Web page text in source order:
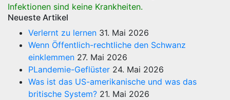
Infektionen sind keine Krankheiten.
Neueste Artikel
Verlernt zu lernen 31. Mai 2026
Wenn Öffentlich-rechtliche den Schwanz
einklemmen 27. Mai 2026
PLandemie-Geflüster 24. Mai 2026
Was ist das US-amerikanische und was das
britische System? 21. Mai 2026